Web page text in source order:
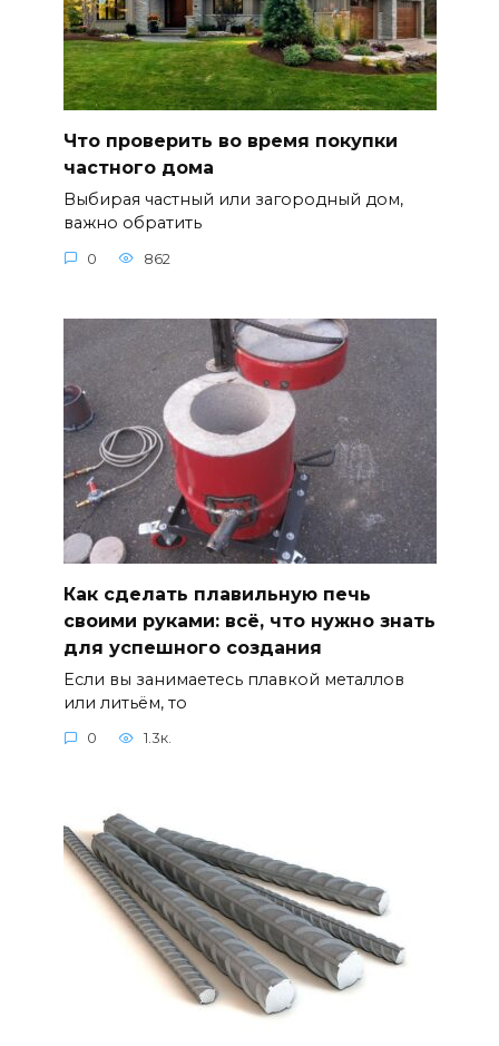
Что проверить во время покупки
частного дома
Выбирая частный или загородный дом,
важно обратить
0 862
Как сделать плавильную печь
своими руками: всё, что нужно знать
для успешного создания
Если вы занимаетесь плавкой металлов
или литьём, то
0 1.3к.